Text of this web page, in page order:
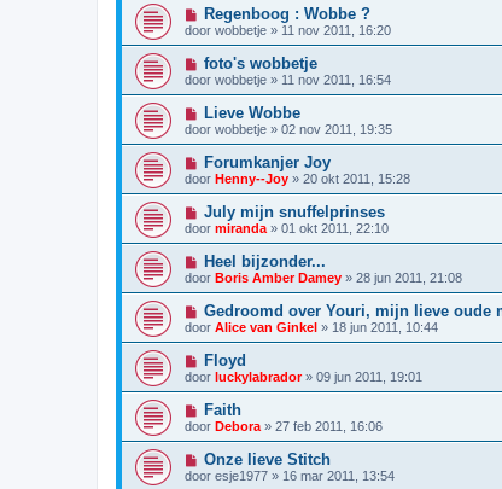
Regenboog : Wobbe ?
door wobbetje » 11 nov 2011, 16:20
foto's wobbetje
door wobbetje » 11 nov 2011, 16:54
Lieve Wobbe
door wobbetje » 02 nov 2011, 19:35
Forumkanjer Joy
door Henny--Joy » 20 okt 2011, 15:28
July mijn snuffelprinses
door miranda » 01 okt 2011, 22:10
Heel bijzonder...
door Boris Amber Damey » 28 jun 2011, 21:08
Gedroomd over Youri, mijn lieve oude
door Alice van Ginkel » 18 jun 2011, 10:44
Floyd
door luckylabrador» 09 jun 2011, 19:01
Faith
door Debora » 27 feb 2011, 16:06
Onze lieve Stitch
door esje1977 » 16 mar 2011, 13:54